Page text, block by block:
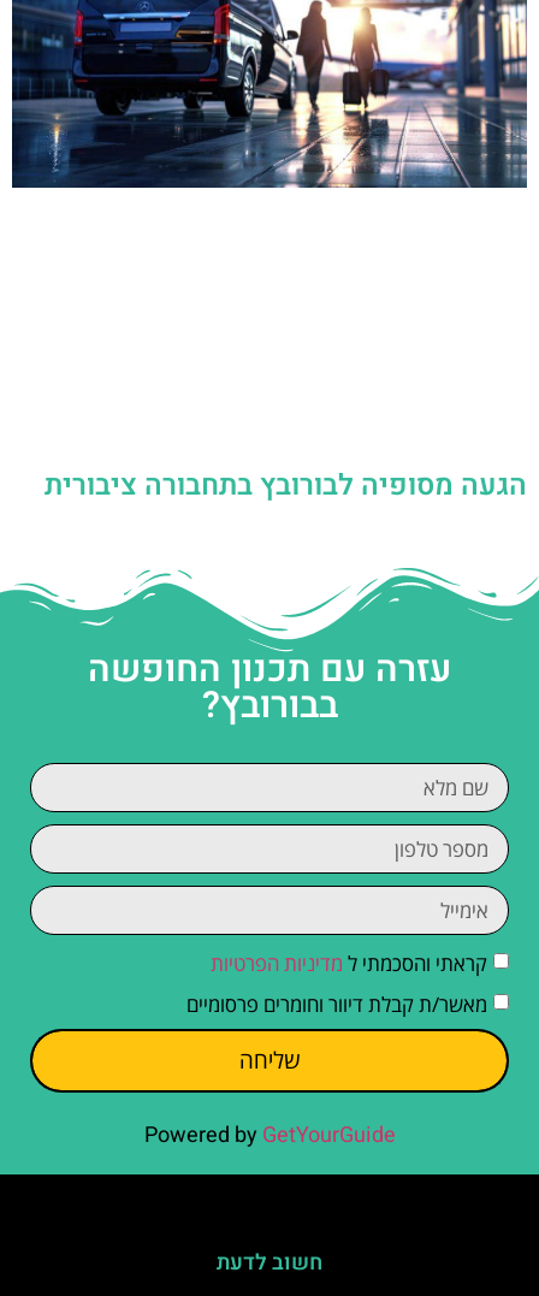
הגעה מסופיה לבורובץ בתחבורה ציבורית
עזרה עם תכנון החופשה
בבורובץ?
קראתי והסכמתי ל מדיניות הפרטיות
מאשר/ת קבלת דיוור וחומרים פרסומיים
שליחה
Powered by GetYourGuide
חשוב לדעת